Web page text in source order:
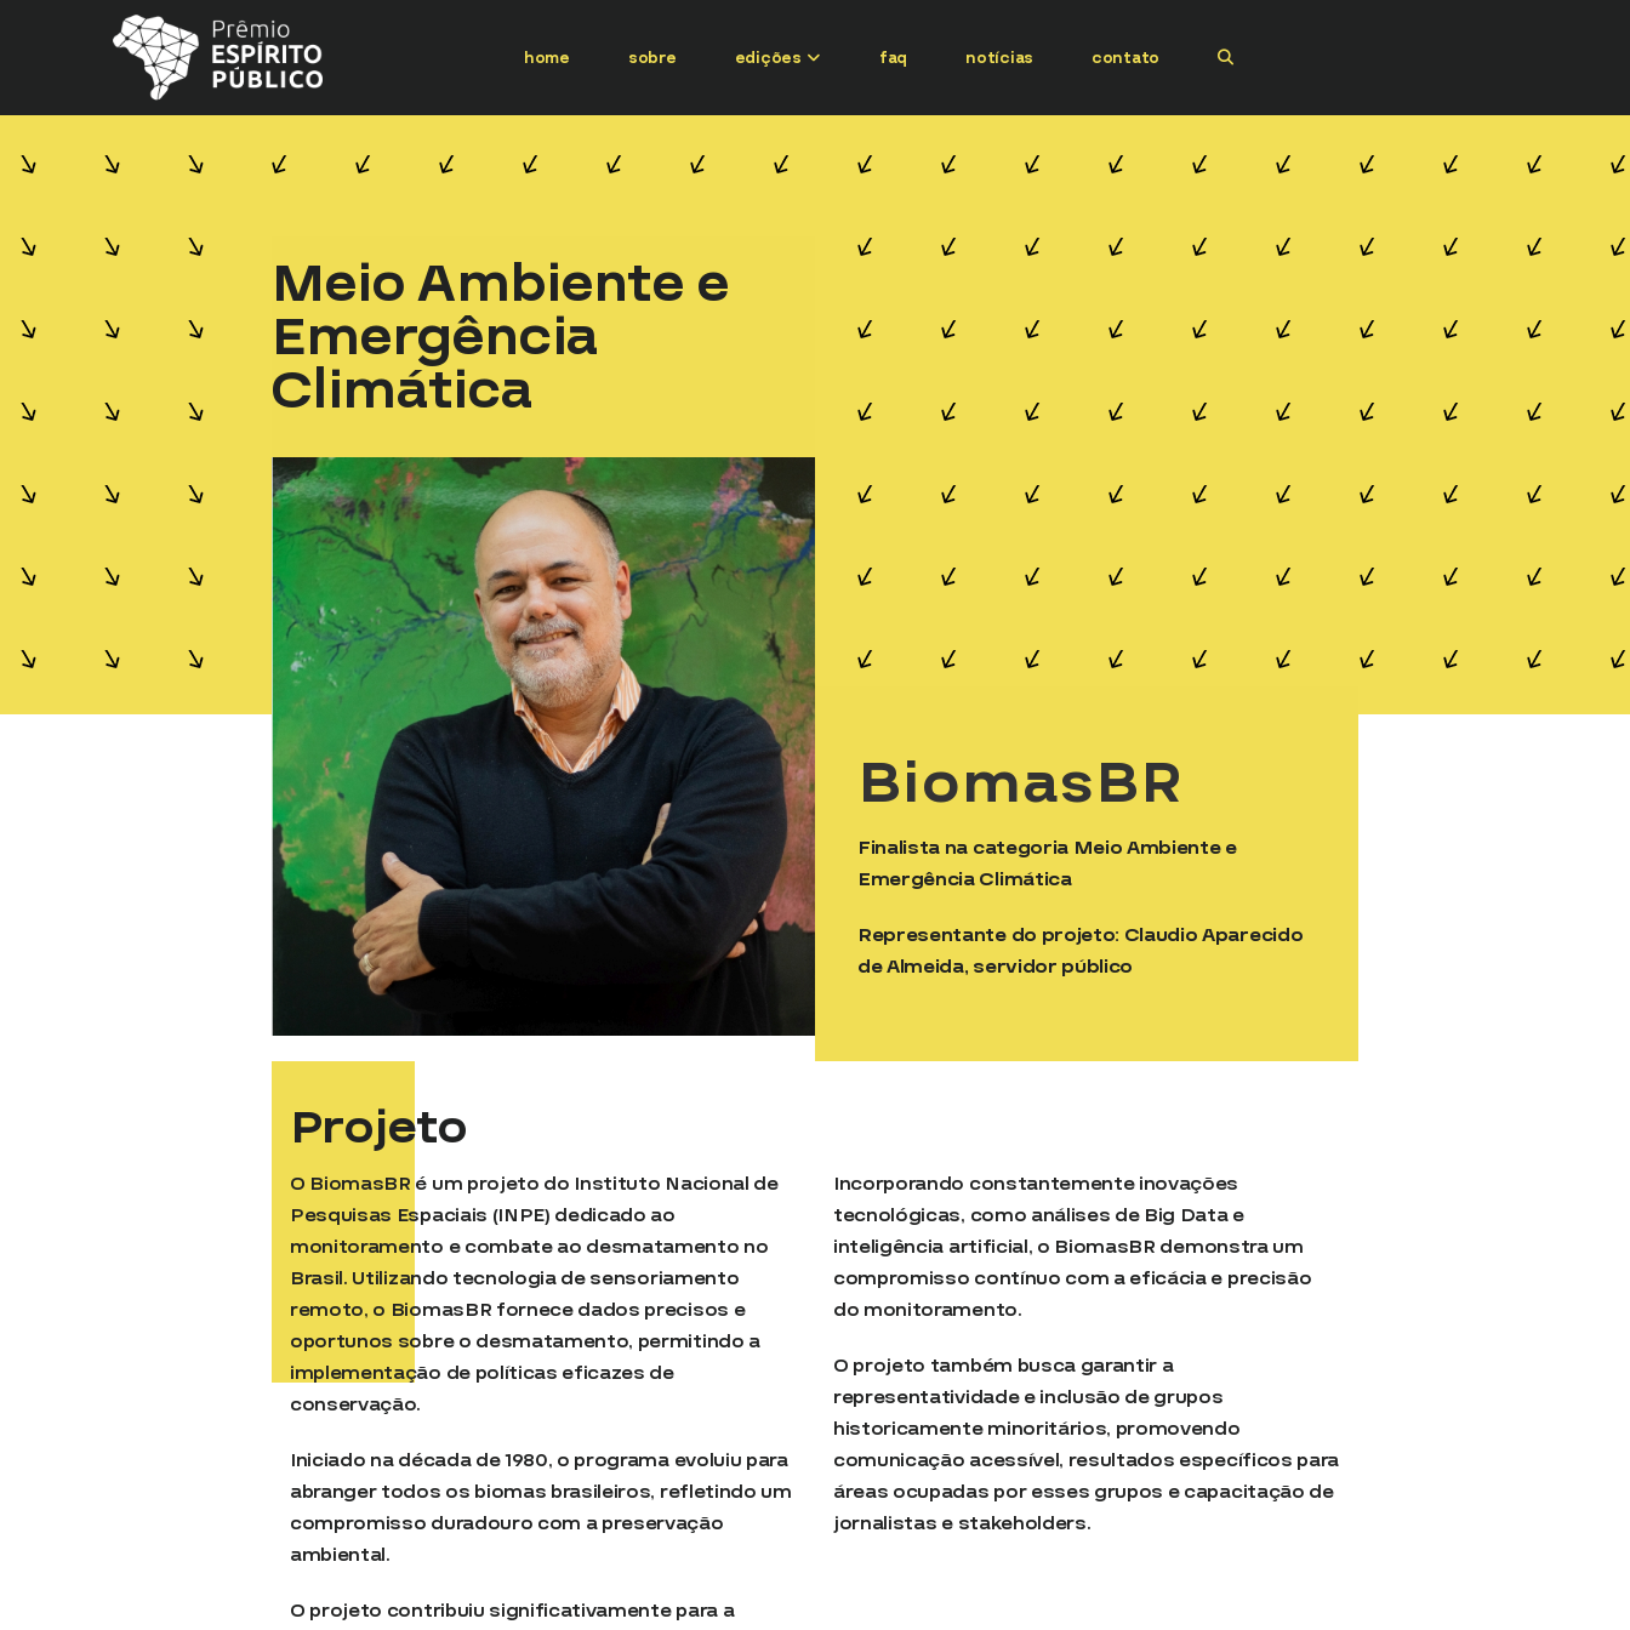
home sobre edições faq notícias contato
Meio Ambiente e
Emergência
Climática
BiomasBR
Finalista na categoria Meio Ambiente e
Emergência Climática
Representante do projeto: Claudio Aparecido
de Almeida, servidor público
Projeto
O BiomasBR é um projeto do Instituto Nacional de
Pesquisas Espaciais (INPE) dedicado ao
monitoramento e combate ao desmatamento no
Brasil. Utilizando tecnologia de sensoriamento
remoto, o BiomasBR fornece dados precisos e
oportunos sobre o desmatamento, permitindo a
implementação de políticas eficazes de
conservação.
Iniciado na década de 1980, o programa evoluiu para
abranger todos os biomas brasileiros, refletindo um
compromisso duradouro com a preservação
ambiental.
O projeto contribuiu significativamente para a
Incorporando constantemente inovações
tecnológicas, como análises de Big Data e
inteligência artificial, o BiomasBR demonstra um
compromisso contínuo com a eficácia e precisão
do monitoramento.
O projeto também busca garantir a
representatividade e inclusão de grupos
historicamente minoritários, promovendo
comunicação acessível, resultados específicos para
áreas ocupadas por esses grupos e capacitação de
jornalistas e stakeholders.